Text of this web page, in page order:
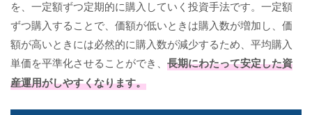
を、一定額ずつ定期的に購入していく投資手法です。一定額
ずつ購入することで、価額が低いときは購入数が増加し、価
額が高いときには必然的に購入数が減少するため、平均購入
単価を平準化させることができ、 長期にわたって安定した資
産運用がしやすくなります。